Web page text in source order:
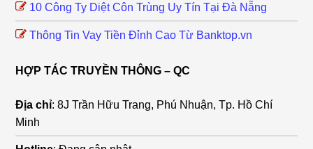
10 Công Ty Diệt Côn Trùng Uy Tín Tại Đà Nẵng
Thông Tin Vay Tiền Đỉnh Cao Từ Banktop.vn
HỢP TÁC TRUYỀN THÔNG – QC
Địa chỉ: 8J Trần Hữu Trang, Phú Nhuận, Tp. Hồ Chí
Minh